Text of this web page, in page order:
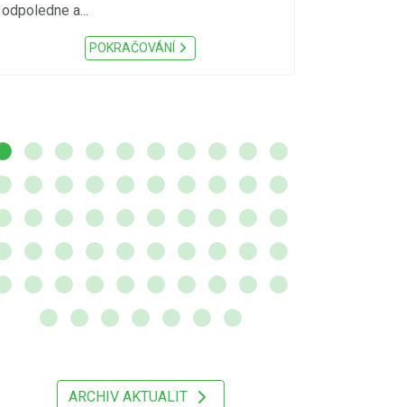
odpoledne a...
POKRAČOVÁNÍ
ARCHIV AKTUALIT